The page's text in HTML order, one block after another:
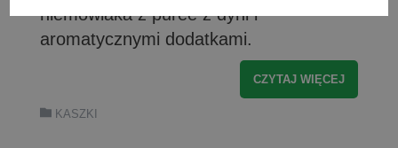
niemowlaka z puree z dyni i
aromatycznymi dodatkami.
CZYTAJ WIĘCEJ
KASZKI